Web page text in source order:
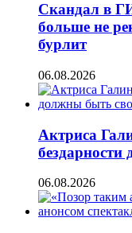
Скандал в
больше не
бурлит
06.08.2026
Актриса
06.08.2026